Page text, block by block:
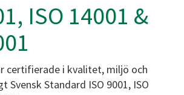
ISO 14001 &
certifierade i kvalitet, miljö och
Svensk Standard ISO 9001, ISO